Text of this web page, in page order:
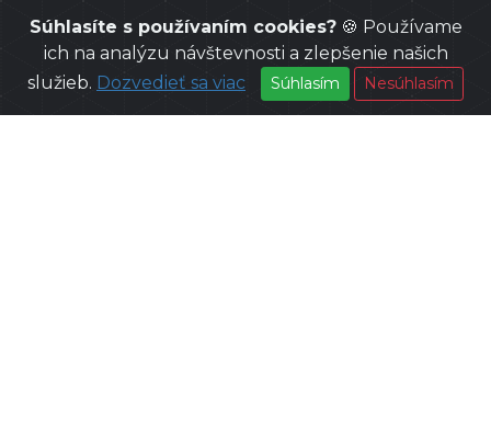
Súhlasíte s používaním cookies?🍪 Používame
ich na analýzu návštevnosti a zlepšenie našich
služieb. Dozvedieť sa viac Súhlasím Nesúhlasím